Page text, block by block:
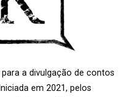
a divulgação de contos
em 2021, pelos